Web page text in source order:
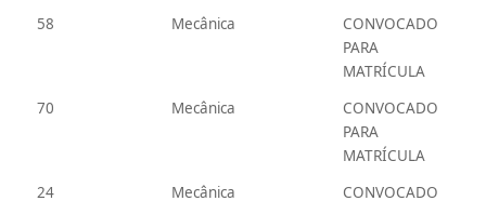
58
Mecânica
CONVOCADO
PARA
MATRÍCULA
70
Mecânica
CONVOCADO
PARA
MATRÍCULA
24
Mecânica
CONVOCADO